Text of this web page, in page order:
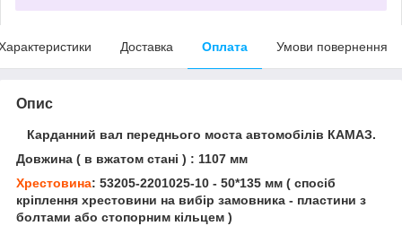
Доставка Оплата Умови повернення
Опис
Карданний вал переднього моста автомобілів КАМАЗ.
Довжина ( в вжатом стані ) : 1107 мм
Хрестовина: 53205-2201025-10 - 50*135 мм ( спосіб
кріплення хрестовини на вибір замовника - пластини з
болтами або стопорним кільцем )